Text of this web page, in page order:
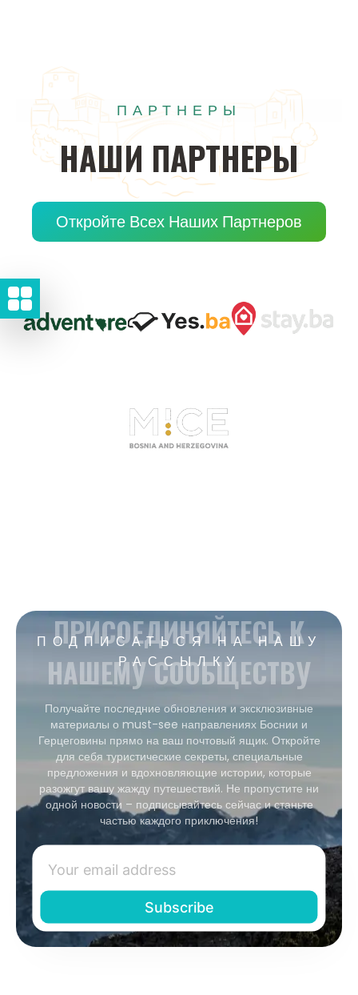
ПАРТНЕРЫ
НАШИ ПАРТНЕРЫ
Откройте Всех Наших Партнеров
ПОДПИСАТЬСЯ НА НАШУ
РАССЫЛКУ
ПРИСОЕДИНЯЙТЕСЬ К
НАШЕМУ СООБЩЕСТВУ
Получайте последние обновления и эксклюзивные
материалы о must-see направлениях Боснии и
Герцеговины прямо на ваш почтовый ящик. Откройте
для себя туристические секреты, специальные
предложения и вдохновляющие истории, которые
разожгут вашу жажду путешествий. Не пропустите ни
одной новости – подписывайтесь сейчас и станьте
частью каждого приключения!